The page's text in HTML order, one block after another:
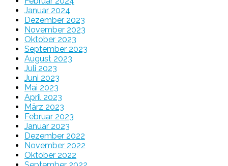
Januar 2024
Dezember 2023
November 2023
Oktober 2023
September 2023
August 2023
Juli 2023
Juni 2023
Mai 2023
April 2023
März 2023
Februar 2023
Januar 2023
Dezember 2022
November 2022
Oktober 2022